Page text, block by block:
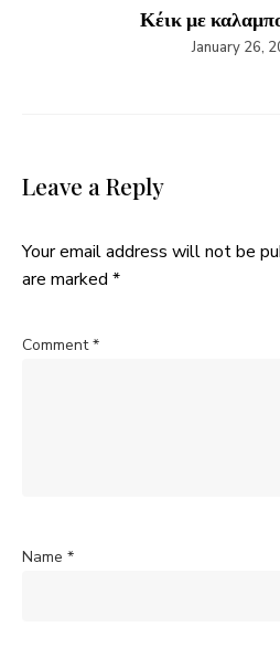
Κέικ με
January 26,
Leave a Reply
Your email address will not be
are marked *
Comment*
Name *